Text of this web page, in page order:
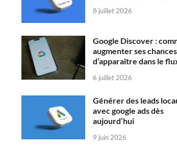
8 juillet 2026
Google Discover :
augmenter ses chances
d’apparaître dans le
6 juillet 2026
Générer des leads
avec google ads dès
aujourd’hui
9 juin 2026